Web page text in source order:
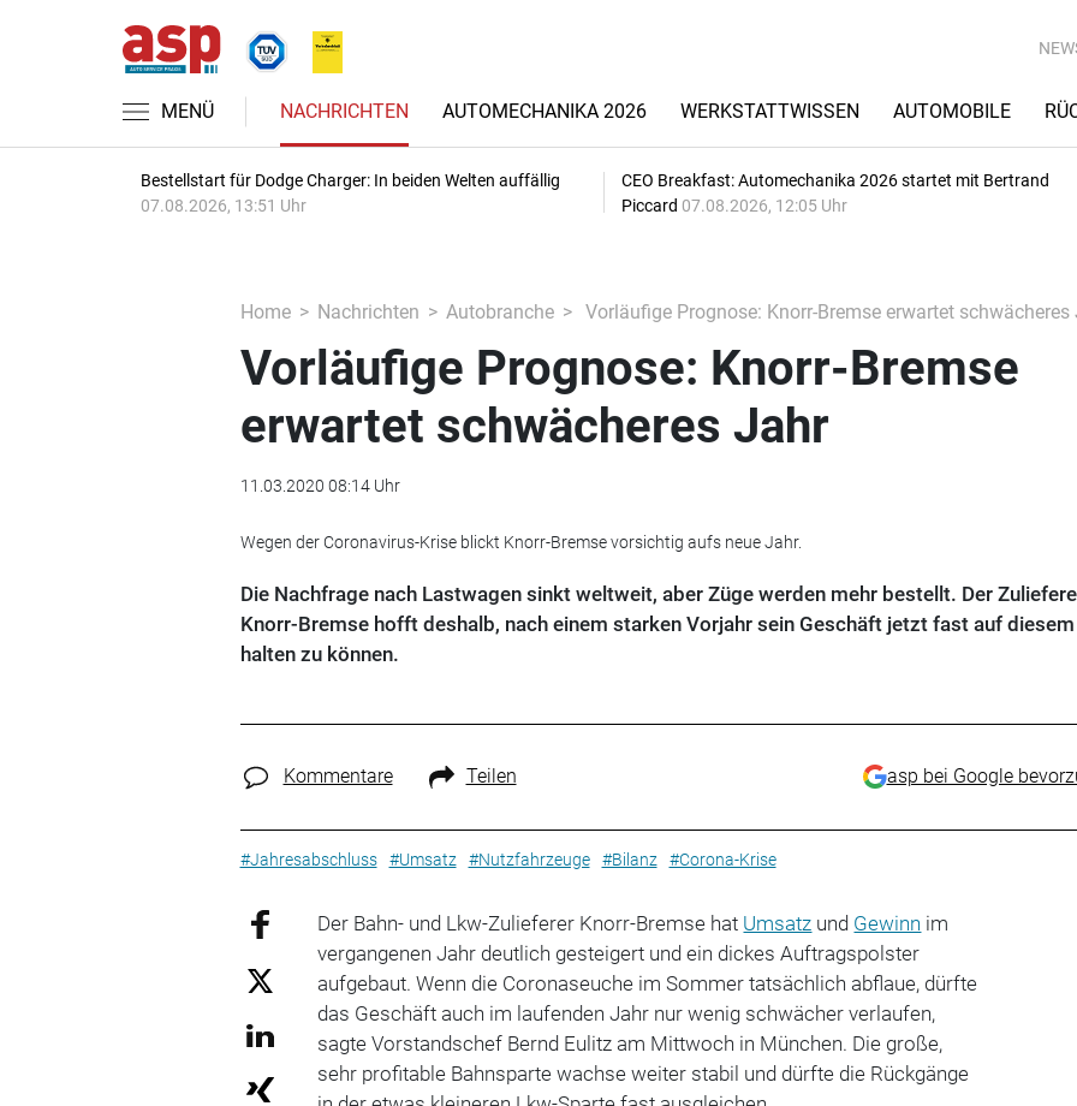
MENÜ NACHRICHTEN AUTOMECHANIKA 2026 WERKSTATTWISSEN AUTOMOBILE
Bestellstart für Dodge Charger: In beiden Welten auffällig
07.08.2026, 13:51 Uhr
CEO Breakfast: Automechanika 2026 startet mit Bertrand
Piccard 07.08.2026, 12:05 Uhr
Home Nachrichten Autobranche Vorläufige Prognose: Knorr-Bremse erwartet schwächeres
Vorläufige Prognose: Knorr-Bremse
erwartet schwächeres Jahr
11.03.2020 08:14 Uhr
Wegen der Coronavirus-Krise blickt Knorr-Bremse vorsichtig aufs neue Jahr.
Die Nachfrage nach Lastwagen sinkt weltweit, aber Züge werden mehr bestellt. Der
Knorr-Bremse hofft deshalb, nach einem starken Vorjahr sein Geschäft jetzt fast auf diesem
halten zu können.
Kommentare Teilen asp bei Google
#Jahresabschluss #Umsatz #Nutzfahrzeuge #Bilanz #Corona-Krise
Der Bahn- und Lkw-Zulieferer Knorr-Bremse hat Umsatz und Gewinn im
vergangenen Jahr deutlich gesteigert und ein dickes Auftragspolster
aufgebaut. Wenn die Coronaseuche im Sommer tatsächlich abflaue, dürfte
das Geschäft auch im laufenden Jahr nur wenig schwächer verlaufen,
sagte Vorstandschef Bernd Eulitz am Mittwoch in München. Die große,
sehr profitable Bahnsparte wachse weiter stabil und dürfte die Rückgänge